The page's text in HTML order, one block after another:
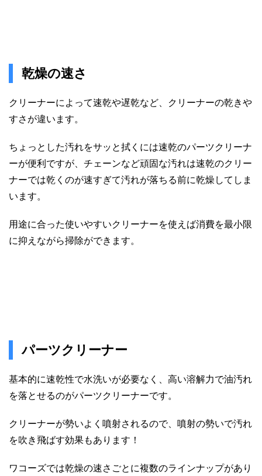
乾燥の速さ
クリーナーによって速乾や遅乾など、クリーナーの乾きや
すさが違います。
ちょっとした汚れをサッと拭くには速乾のパーツクリーナ
ーが便利ですが、チェーンなど頑固な汚れは速乾のクリー
ナーでは乾くのが速すぎて汚れが落ちる前に乾燥してしま
います。
用途に合った使いやすいクリーナーを使えば消費を最小限
に抑えながら掃除ができます。
パーツクリーナー
基本的に速乾性で水洗いが必要なく、高い溶解力で油汚れ
を落とせるのがパーツクリーナーです。
クリーナーが勢いよく噴射されるので、噴射の勢いで汚れ
を吹き飛ばす効果もあります！
ワコーズでは乾燥の速さごとに複数のラインナップがあり